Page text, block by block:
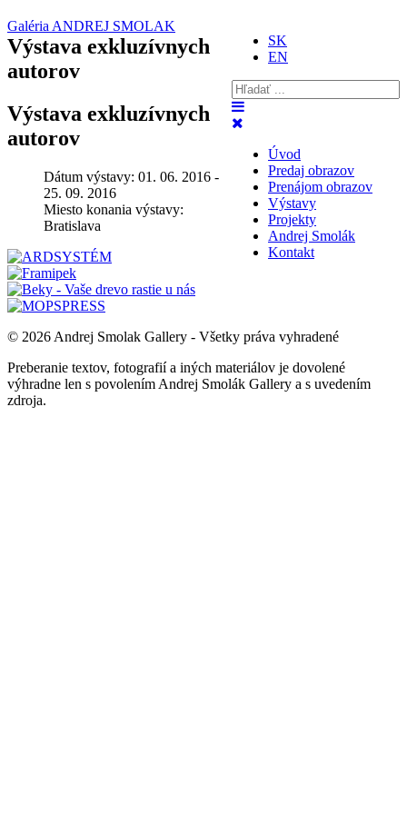
Galéria ANDREJ SMOLAK
SK
EN
Úvod
Predaj obrazov
Prenájom obrazov
Výstavy
Projekty
Andrej Smolák
Kontakt
Výstava exkluzívnych
autorov
Výstava exkluzívnych
autorov
Dátum výstavy: 01. 06. 2016 -
25. 09. 2016
Miesto konania výstavy:
Bratislava
© 2026 Andrej Smolak Gallery - Všetky práva vyhradené
Preberanie textov, fotografií a iných materiálov je dovolené
výhradne len s povolením Andrej Smolák Gallery a s uvedením
zdroja.